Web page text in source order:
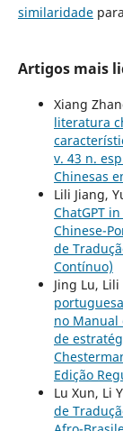
similaridade
Artigos mais
Xiang
literatura
v. 43 n.
Chinesas
Lili Jiang,
ChatGPT
Chinese-
de
Contínuo)
Jing Lu,
no Manual
de
Edição
Lu Xun, Li
de